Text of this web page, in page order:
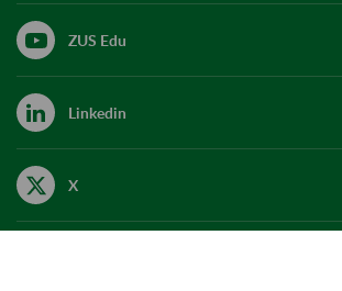
ZUS Edu
Linkedin
X